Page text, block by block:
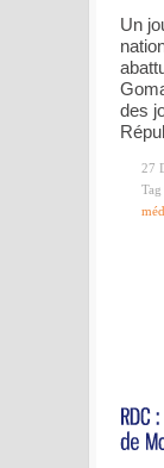
Un
des
27
Tag